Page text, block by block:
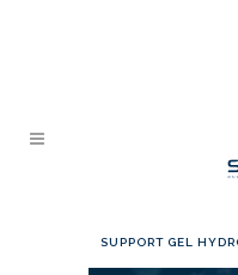
SUPPORT GEL